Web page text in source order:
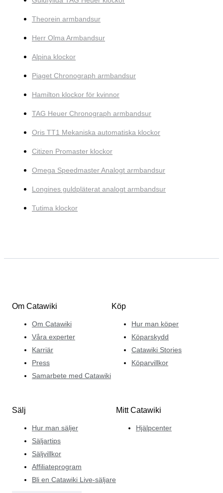
Theorein armbandsur
Herr Olma Armbandsur
Alpina klockor
Piaget Chronograph armbandsur
Hamilton klockor för kvinnor
TAG Heuer Chronograph armbandsur
Oris TT1 Mekaniska automatiska klockor
Citizen Promaster klockor
Omega Speedmaster Analogt armbandsur
Longines guldpläterat analogt armbandsur
Tutima klockor
Om Catawiki
Om Catawiki
Våra experter
Karriär
Press
Samarbete med Catawiki
Köp
Hur man köper
Köparskydd
Catawiki Stories
Köparvillkor
Sälj
Hur man säljer
Säljartips
Säljvillkor
Affiliateprogram
Bli en Catawiki Live-säljare
Mitt Catawiki
Hjälpcenter